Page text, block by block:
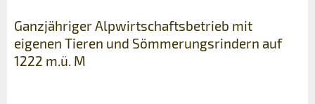
Ganzjähriger Alpwirtschaftsbetrieb mit
eigenen Tieren und Sömmerungsrindern auf
1222 m.ü. M